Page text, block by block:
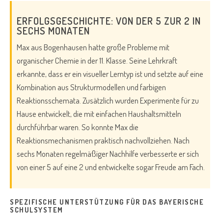
ERFOLGSGESCHICHTE: VON DER 5 ZUR 2 IN
SECHS MONATEN
Max aus Bogenhausen hatte große Probleme mit
organischer Chemie in der 11. Klasse. Seine Lehrkraft
erkannte, dass er ein visueller Lerntyp ist und setzte auf eine
Kombination aus Strukturmodellen und farbigen
Reaktionsschemata. Zusätzlich wurden Experimente für zu
Hause entwickelt, die mit einfachen Haushaltsmitteln
durchführbar waren. So konnte Max die
Reaktionsmechanismen praktisch nachvollziehen. Nach
sechs Monaten regelmäßiger Nachhilfe verbesserte er sich
von einer 5 auf eine 2 und entwickelte sogar Freude am Fach.
SPEZIFISCHE UNTERSTÜTZUNG FÜR DAS BAYERISCHE
SCHULSYSTEM